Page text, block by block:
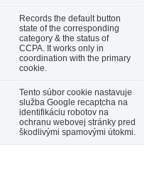
Records the default button
state of the corresponding
category & the status of
CCPA. It works only in
coordination with the primary
cookie.
Tento súbor cookie nastavuje
služba Google recaptcha na
identifikáciu robotov na
ochranu webovej stránky pred
škodlivými spamovými útokmi.